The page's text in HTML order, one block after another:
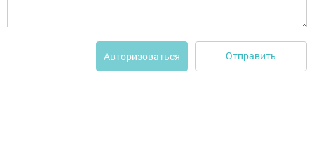
Авторизоваться Отправить